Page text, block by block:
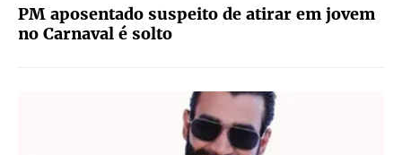
PM aposentado suspeito de atirar em jovem
no Carnaval é solto